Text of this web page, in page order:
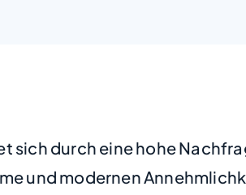
durch eine hohe
und modernen